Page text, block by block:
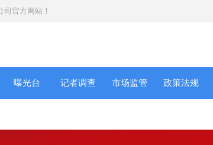
司官方网站！
曝光台 记者调查 市场监管 政策法规